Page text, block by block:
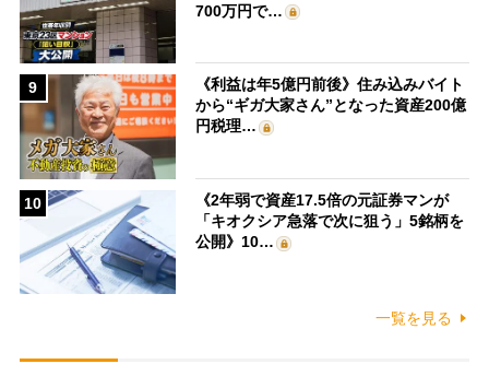
700万円で…
9
《利益は年5億円前後》住み込みバイト
から“ギガ大家さん”となった資産200億
円税理…
10
《2年弱で資産17.5倍の元証券マンが
「キオクシア急落で次に狙う」5銘柄を
公開》10…
一覧を見る